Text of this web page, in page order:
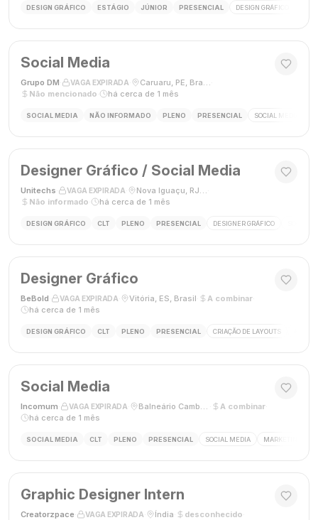
DESIGN GRÁFICO ESTÁGIO JÚNIOR PRESENCIAL DESIGN GRÁFICO
Social Media
Grupo DM VAGA EXPIRADA Caruaru, PE, Brasil
Não mencionado
há cerca de 1 mês
SOCIAL MEDIA NÃO INFORMADO PLENO PRESENCIAL SOCIAL MEDIA
Designer Gráfico / Social Media
Unitechs VAGA EXPIRADA Nova Iguaçu, RJ, Brasil
Não informado
há cerca de 1 mês
DESIGN GRÁFICO CLT PLENO PRESENCIAL DESIGNER GRÁFICO
Designer Gráfico
BeBold VAGA EXPIRADA Vitória, ES, Brasil A combinar·
há cerca de 1 mês
DESIGN GRÁFICO CLT PLENO PRESENCIAL CRIAÇÃO DE LAYOUTS
Social Media
Incomum VAGA EXPIRADA Balneário Camboriú, SC A combinar·
há cerca de 1 mês
SOCIAL MEDIA CLT PLENO PRESENCIAL SOCIAL MEDIA MARKETING
Graphic Designer Intern
Creatorzpace VAGA EXPIRADA Índia desconhecido